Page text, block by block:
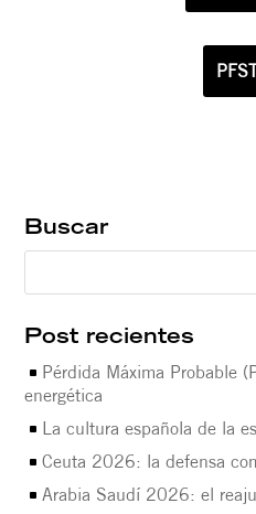
Buscar
Post recientes
Pérdida Máxima Probable
energética
La cultura española de la
Ceuta 2026: la defensa
Arabia Saudí 2026: el